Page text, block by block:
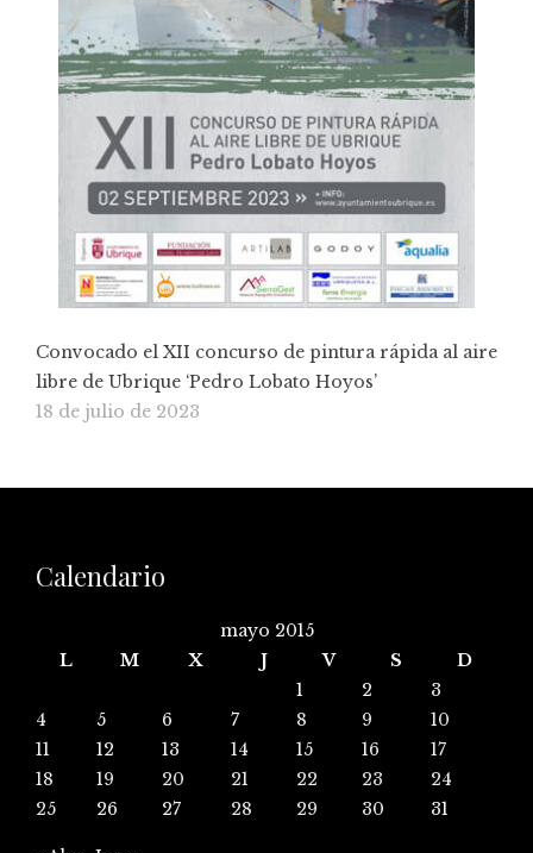
Convocado el XII concurso de pintura rápida al aire
libre de Ubrique ‘Pedro Lobato Hoyos’
18 de julio de 2023
Calendario
mayo 2015
L
M X J V S
D
1
2
3
4
5 6 7 8 9
10
11
12 13 14 15 16
17
18
19 20 21 22 23
24
25
26 27 28 29 30 31